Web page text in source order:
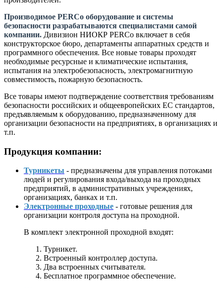
Производимое PERCo оборудование и системы
безопасности разрабатываются специалистами самой
компании. Дивизион НИОКР PERCo включает в себя
конструкторское бюро, департаменты аппаратных средств и
программного обеспечения. Все новые товары проходят
необходимые ресурсные и климатические испытания,
испытания на электробезопасность, электромагнитную
совместимость, пожарную безопасность.
Все товары имеют подтверждение соответствия требованиям
безопасности российских и общеевропейских ЕС стандартов,
предъявляемым к оборудованию, предназначенному для
организации безопасности на предприятиях, в организациях и
т.п.
Продукция компании:
Турникеты - предназначены для управления потоками
людей и регулирования входа/выхода на проходных
предприятий, в административных учреждениях,
организациях, банках и т.п.
Электронные проходные - готовые решения для
организации контроля доступа на проходной.
В комплект электронной проходной входят:
Турникет.
Встроенный контроллер доступа.
Два встроенных считывателя.
Бесплатное программное обеспечение.